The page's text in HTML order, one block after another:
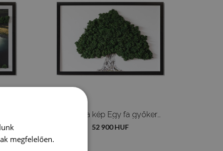
Fali moha kép Egy fa gyökerei fehér alapon
52 900 HUF
megfelelően.